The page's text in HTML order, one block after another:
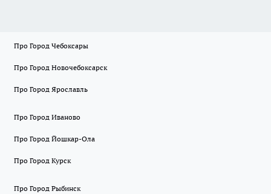
Про Город Чебоксары
Про Город Новочебоксарск
Про Город Ярославль
Про Город Иваново
Про Город Йошкар-Ола
Про Город Курск
Про Город Рыбинск